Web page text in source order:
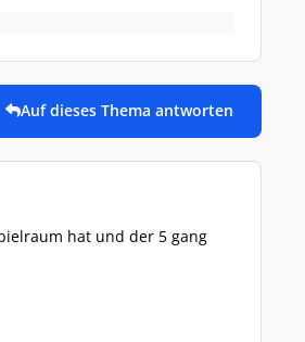
Auf dieses Thema antworten
hat und der 5 gang